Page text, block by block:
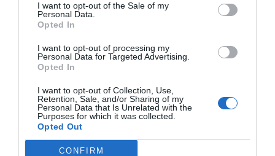
I want to opt-out of the Sale of my
Personal Data.
Opted In
I want to opt-out of processing my
Personal Data for Targeted Advertising.
Opted In
I want to opt-out of Collection, Use,
Retention, Sale, and/or Sharing of my
Personal Data that Is Unrelated with the
Purposes for which it was collected.
Opted Out
CONFIRM
Foment se abre a la
renta básica
universal
Un grupo de
expertos reclama
una renta básica
universal en España
La Renta
revuelta del